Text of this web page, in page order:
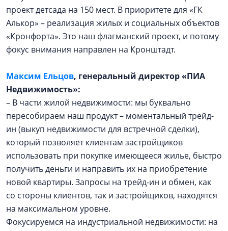
проект детсада на 150 мест. В приоритете для «ГК
Алькор» – реализация жилых и социальных объектов
«Кронфорта». Это наш флагманский проект, и потому
фокус внимания направлен на Кронштадт.
Максим Ельцов, генеральный директор «ПИА
Недвижимость»:
– В части жилой недвижимости: мы буквально
пересобираем наш продукт – моментальный трейд-
ин (выкуп недвижимости для встречной сделки),
который позволяет клиентам застройщиков
использовать при покупке имеющееся жилье, быстро
получить деньги и направить их на приобретение
новой квартиры. Запросы на трейд-ин и обмен, как
со стороны клиентов, так и застройщиков, находятся
на максимальном уровне.
Фокусируемся на индустриальной недвижимости: на